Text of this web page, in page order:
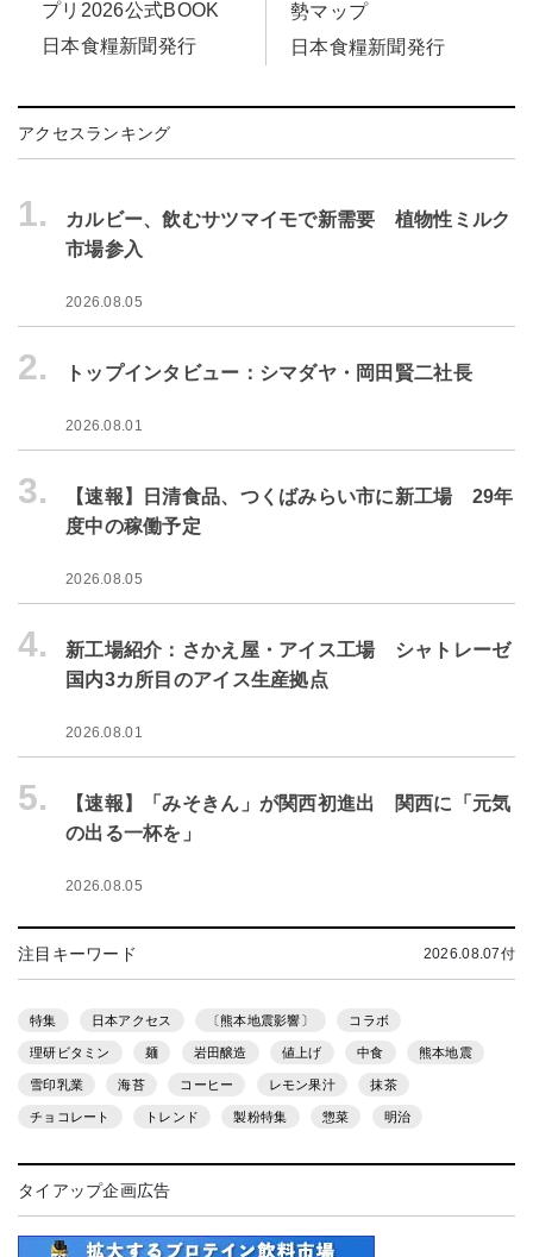
プリ2026公式BOOK
日本食糧新聞発行
勢マップ
日本食糧新聞発行
アクセスランキング
1.
カルビー、飲むサツマイモで新需要 植物性ミルク
市場参入
2026.08.05
2. トップインタビュー：シマダヤ・岡田賢二社長
2026.08.01
3.
【速報】日清食品、つくばみらい市に新工場 29年
度中の稼働予定
2026.08.05
4.
新工場紹介：さかえ屋・アイス工場 シャトレーゼ
国内3カ所目のアイス生産拠点
2026.08.01
5.
【速報】「みそきん」が関西初進出 関西に「元気
の出る一杯を」
2026.08.05
注目キーワード 2026.08.07付
特集 日本アクセス 〔熊本地震影響〕 コラボ
理研ビタミン 麺 岩田醸造 値上げ 中食 熊本地震
雪印乳業 海苔 コーヒー レモン果汁 抹茶
チョコレート トレンド 製粉特集 惣菜 明治
タイアップ企画広告